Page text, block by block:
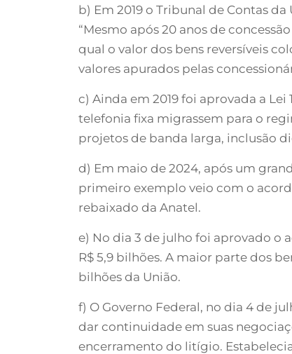
b) Em 2019 o Tribunal de Contas
“Mesmo após 20 anos de
qual o valor dos bens reversíveis
valores apurados pelas
c) Ainda em 2019 foi aprovada a
telefonia fixa migrassem para o
projetos de banda larga, inclusão
d) Em maio de 2024, após um
primeiro exemplo veio com o
rebaixado da Anatel.
e) No dia 3 de julho foi aprovado o
R$ 5,9 bilhões. A maior parte dos
bilhões da União.
f) O Governo Federal, no dia 4 de
dar continuidade em suas
encerramento do litígio.